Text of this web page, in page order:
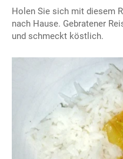
Holen Sie sich mit diesem
nach Hause. Gebratener
und schmeckt köstlich.